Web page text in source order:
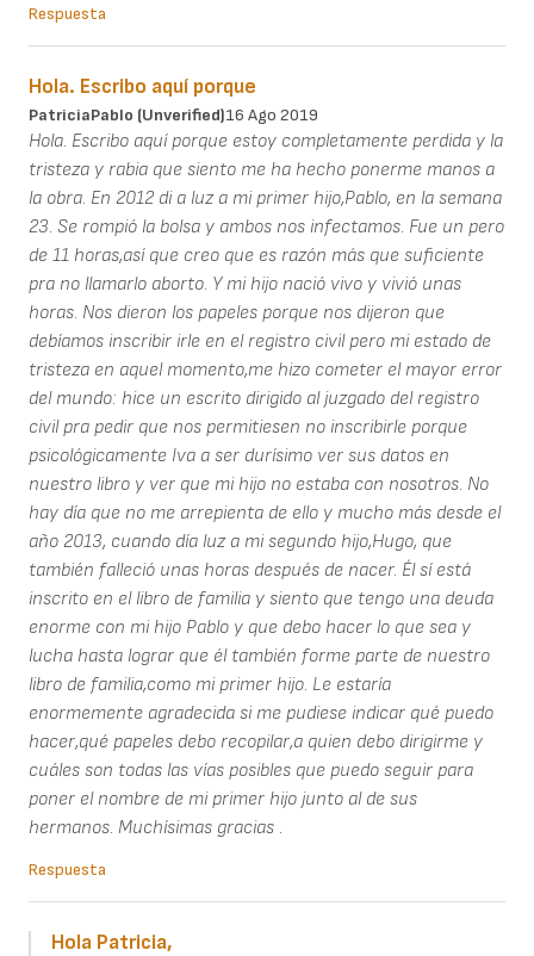
Respuesta
Hola. Escribo aquí porque
PatriciaPablo (unverified)16 Ago 2019
Hola. Escribo aquí porque estoy completamente perdida y la
tristeza y rabia que siento me ha hecho ponerme manos a
la obra. En 2012 di a luz a mi primer hijo,Pablo, en la semana
23. Se rompió la bolsa y ambos nos infectamos. Fue un pero
de 11 horas,así que creo que es razón más que suficiente
pra no llamarlo aborto. Y mi hijo nació vivo y vivió unas
horas. Nos dieron los papeles porque nos dijeron que
debíamos inscribir irle en el registro civil pero mi estado de
tristeza en aquel momento,me hizo cometer el mayor error
del mundo: hice un escrito dirigido al juzgado del registro
civil pra pedir que nos permitiesen no inscribirle porque
psicológicamente Iva a ser durísimo ver sus datos en
nuestro libro y ver que mi hijo no estaba con nosotros. No
hay día que no me arrepienta de ello y mucho más desde el
año 2013, cuando día luz a mi segundo hijo,Hugo, que
también falleció unas horas después de nacer. Él sí está
inscrito en el libro de familia y siento que tengo una deuda
enorme con mi hijo Pablo y que debo hacer lo que sea y
lucha hasta lograr que él también forme parte de nuestro
libro de familia,como mi primer hijo. Le estaría
enormemente agradecida si me pudiese indicar qué puedo
hacer,qué papeles debo recopilar,a quien debo dirigirme y
cuáles son todas las vías posibles que puedo seguir para
poner el nombre de mi primer hijo junto al de sus
hermanos. Muchísimas gracias .
Respuesta
Hola Patricia,